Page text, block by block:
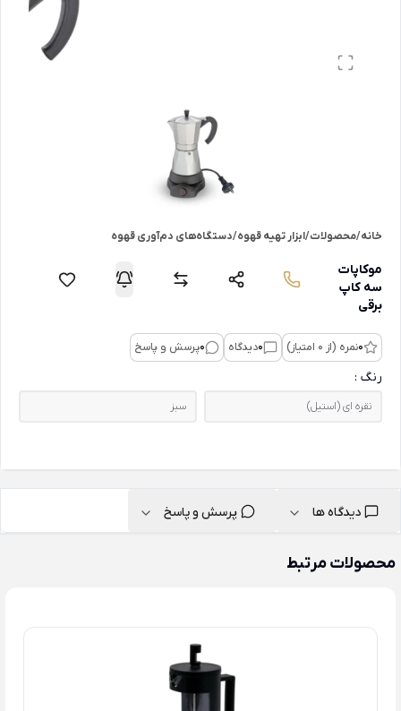
خانه/محصولات/ابزار تهیه قهوه/دستگاه‌های دم‌آوری قهوه
موکاپات
سه کاپ
برقی
0نمره (از 0 امتیاز) 0دیدگاه 0پرسش و پاسخ
رنگ :
نقره ای (استیل) سبز
دیدگاه ها پرسش و پاسخ
محصولات مرتبط